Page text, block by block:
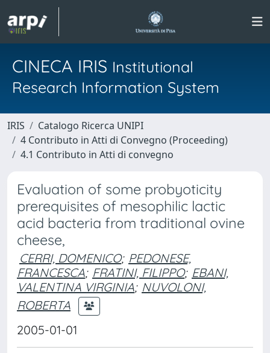
CINECA IRIS Institutional
Research Information System
IRIS
Catalogo Ricerca UNIPI
4 Contributo in Atti di Convegno (Proceeding)
4.1 Contributo in Atti di convegno
Evaluation of some probyoticity
prerequisites of mesophilic lactic
acid bacteria from traditional ovine
cheese,
CERRI, DOMENICO; PEDONESE,
FRANCESCA; FRATINI, FILIPPO; EBANI,
VALENTINA VIRGINIA; NUVOLONI,
ROBERTA
2005-01-01